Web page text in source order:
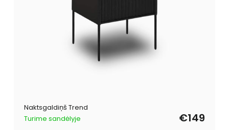
Naktsgaldiņš Trend
Turime sandėlyje
€149